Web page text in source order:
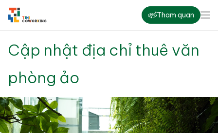
Tham quan
Cập nhật địa chỉ thuê văn
phòng ảo